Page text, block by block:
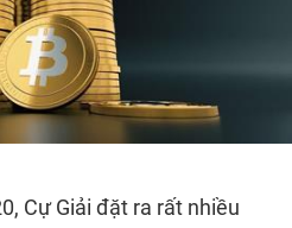
Cự Giải đặt ra rất nhiều